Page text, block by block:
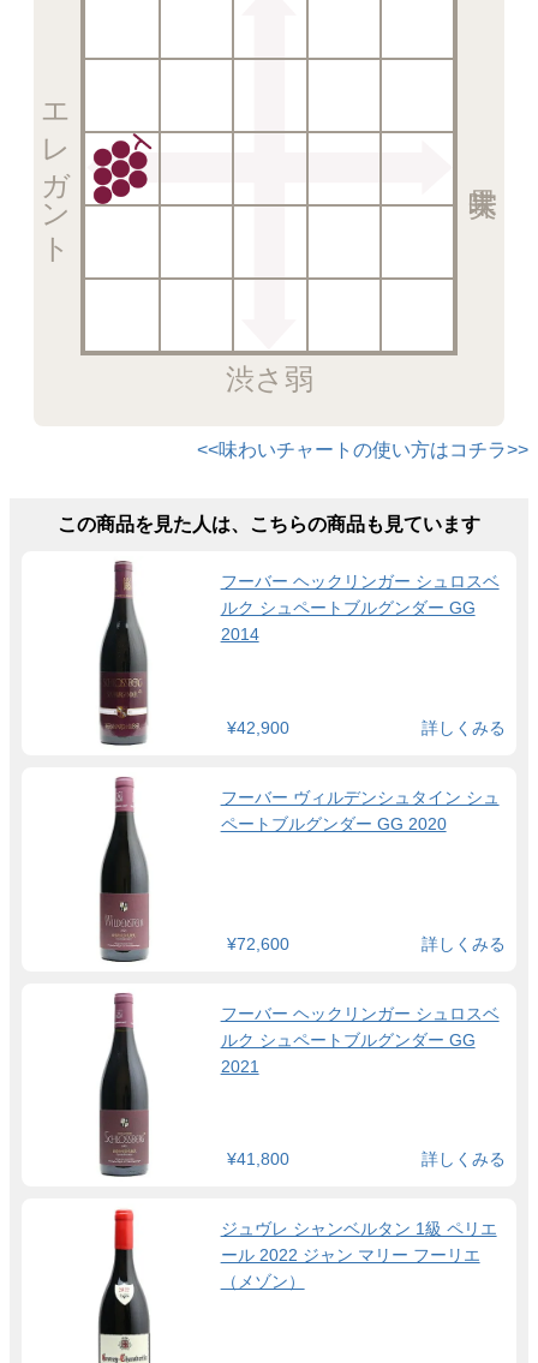
渋さ弱
エレガント
<<味わいチャートの使い方はコチラ>>
この商品を見た人は、こちらの商品も見ています
フーバー ヘックリンガー シュロスベ
ルク シュペートブルグンダー GG
2014
¥42,900 詳しくみる
フーバー ヴィルデンシュタイン シュ
ペートブルグンダー GG 2020
¥72,600 詳しくみる
フーバー ヘックリンガー シュロスベ
ルク シュペートブルグンダー GG
2021
¥41,800 詳しくみる
ジュヴレ シャンベルタン 1級 ペリエ
ール 2022 ジャン マリー フーリエ
（メゾン）